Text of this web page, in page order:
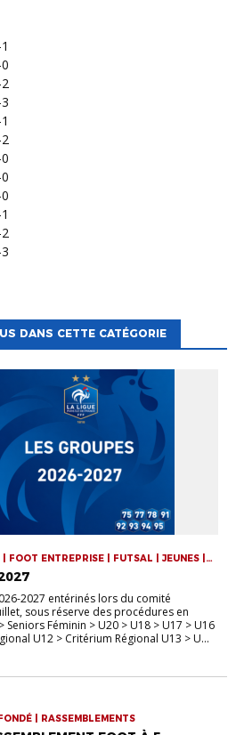
DANS CETTE CATÉGORIE
FOOT ENTREPRISE | FUTSAL | JEUNES |
2027 entérinés lors du comité
sous réserve des procédures en
Féminin > U20 > U18 > U17 > U16
U12 > Critérium Régional U13 > U...
| RASSEMBLEMENTS